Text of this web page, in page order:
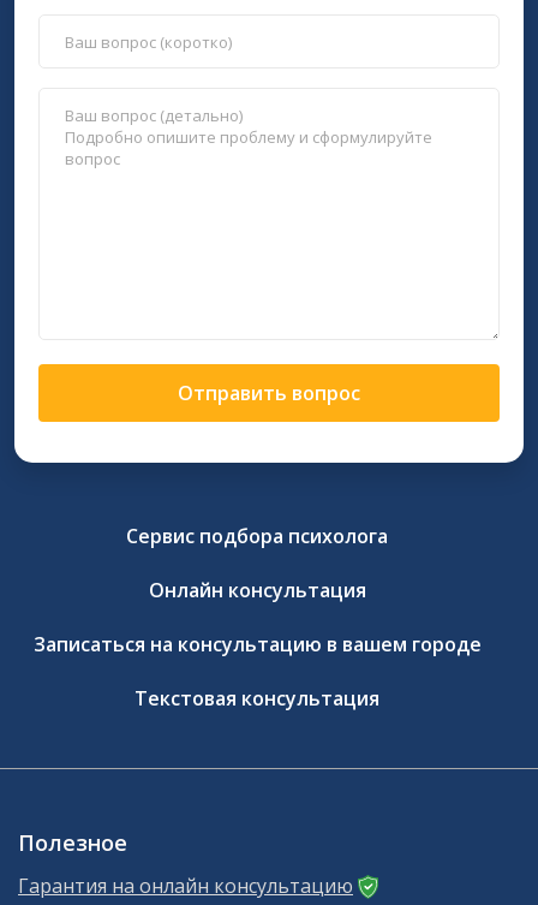
Отправить вопрос
Сервис подбора психолога
Онлайн консультация
Записаться на консультацию в вашем городе
Текстовая консультация
Полезное
Гарантия на онлайн консультацию